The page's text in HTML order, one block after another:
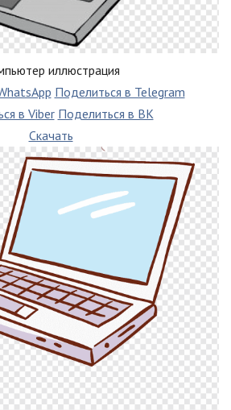
иллюстрация
Поделиться в Telegram
в Viber Поделиться в ВК
Скачать